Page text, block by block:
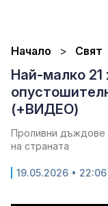
Начало Свят
Най-малко
(+ВИДЕО)
Проливни дъждове
на страната
19.05.2026 • 22:06